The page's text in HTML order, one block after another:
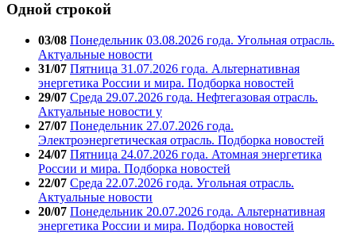
Одной строкой
03/08 Понедельник 03.08.2026 года. Угольная отрасль.
Актуальные новости
31/07 Пятница 31.07.2026 года. Альтернативная
энергетика России и мира. Подборка новостей
29/07 Среда 29.07.2026 года. Нефтегазовая отрасль.
Актуальные новости у
27/07 Понедельник 27.07.2026 года.
Электроэнергетическая отрасль. Подборка новостей
24/07 Пятница 24.07.2026 года. Атомная энергетика
России и мира. Подборка новостей
22/07 Среда 22.07.2026 года. Угольная отрасль.
Актуальные новости
20/07 Понедельник 20.07.2026 года. Альтернативная
энергетика России и мира. Подборка новостей